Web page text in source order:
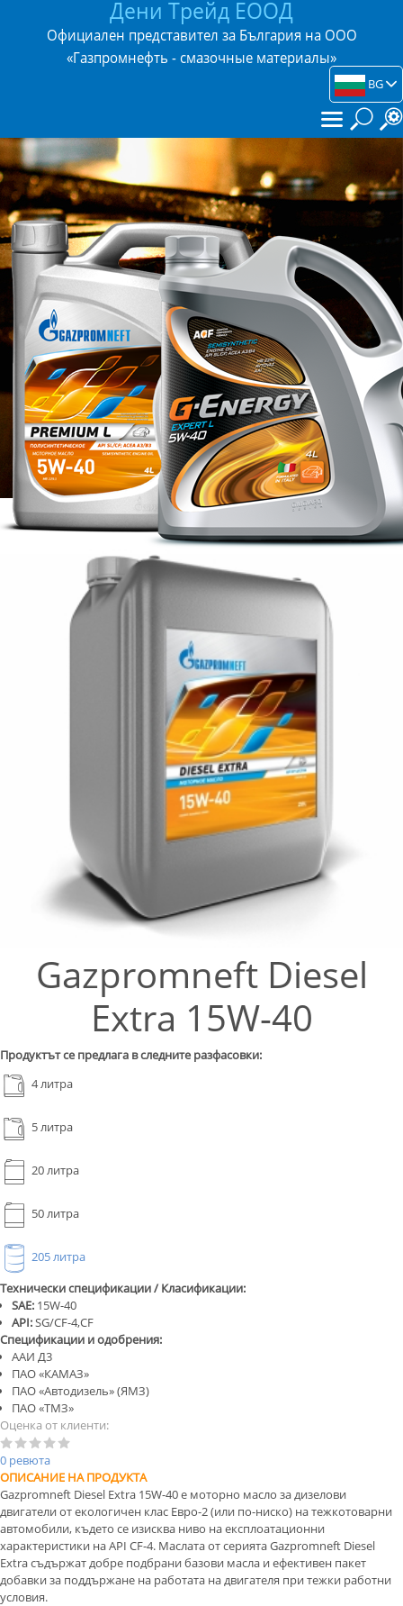
Дени Трейд ЕООД
Официален представител за България на ООО
«Газпромнефть - смазочные материалы»
BG
Gazpromneft Diesel
Extra 15W-40
Продуктът се предлага в следните разфасовки:
4 литра
5 литра
20 литра
50 литра
205 литра
Технически спецификации / Класификации:
SAE: 15W-40
API:SG/CF-4,CF
Спецификации и одобрения:
ААИ Д3
ПАО «КАМАЗ»
ПАО «Автодизель» (ЯМЗ)
ПАО «ТМЗ»
Оценка от клиенти:
0 ревюта
ОПИСАНИЕ НА ПРОДУКТА
Gazpromneft Diesel Extra 15W-40 е моторно масло за дизелови
двигатели от екологичен клас Евро-2 (или по-ниско) на тежкотоварни
автомобили, където се изисква ниво на експлоатационни
характеристики на API CF-4. Маслата от серията Gazpromneft Diesel
Extra съдържат добре подбрани базови масла и ефективен пакет
добавки за поддържане на работата на двигателя при тежки работни
условия.